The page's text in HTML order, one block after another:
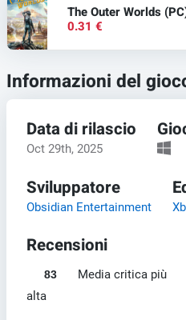
The Outer Worlds
0.31 €
Informazioni del
Data di rilascio
Oct 29th, 2025
Sviluppatore
Obsidian Entertainment
Recensioni
83
Media critica più
alta